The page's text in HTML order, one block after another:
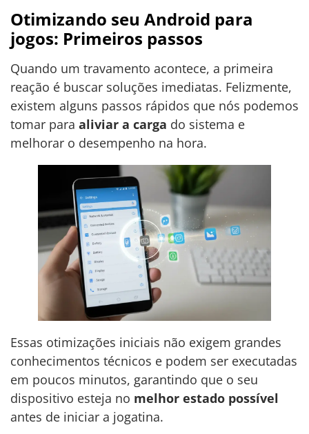
Otimizando seu Android para
jogos: Primeiros passos
Quando um travamento acontece, a primeira
reação é buscar soluções imediatas. Felizmente,
existem alguns passos rápidos que nós podemos
tomar para aliviar a carga do sistema e
melhorar o desempenho na hora.
Essas otimizações iniciais não exigem grandes
conhecimentos técnicos e podem ser executadas
em poucos minutos, garantindo que o seu
dispositivo esteja no melhor estado possível
antes de iniciar a jogatina.